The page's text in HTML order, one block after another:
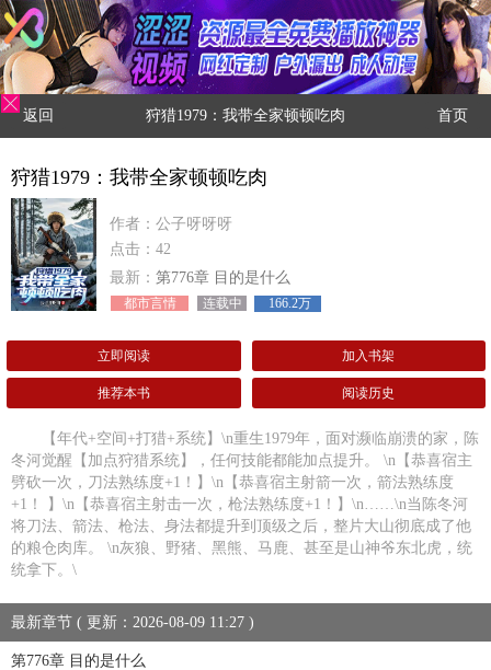
返回 狩猎1979：我带全家顿顿吃肉 首页
狩猎1979：我带全家顿顿吃肉
作者：公子呀呀呀
点击：42
最新： 第776章 目的是什么
都市言情 连载中 166.2万
立即阅读 加入书架
推荐本书 阅读历史
【年代+空间+打猎+系统】\n重生1979年，面对濒临崩溃的家，陈
冬河觉醒【加点狩猎系统】，任何技能都能加点提升。 \n【恭喜宿主
劈砍一次，刀法熟练度+1！】\n【恭喜宿主射箭一次，箭法熟练度
+1！ 】\n【恭喜宿主射击一次，枪法熟练度+1！】\n……\n当陈冬河
将刀法、箭法、枪法、身法都提升到顶级之后，整片大山彻底成了他
的粮仓肉库。 \n灰狼、野猪、黑熊、马鹿、甚至是山神爷东北虎，统
统拿下。\
最新章节 ( 更新：2026-08-09 11:27 )
第776章 目的是什么